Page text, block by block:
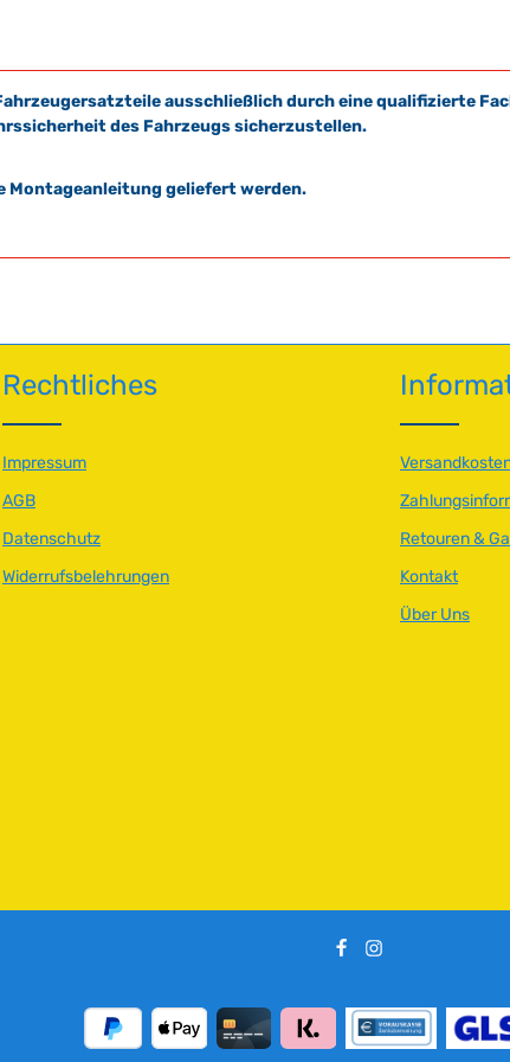
ausschließlich durch eine qualifizierte
des Fahrzeugs sicherzustellen.
Montageanleitung geliefert werden.
Rechtliches
Impressum
AGB
Datenschutz
Widerrufsbelehrungen
Retouren &
Kontakt
Über Uns